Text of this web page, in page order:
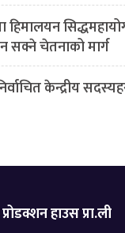
हिमालयन
सक्ने चेतनाको मार्ग
केन्द्रीय
हाउस प्रा.ली